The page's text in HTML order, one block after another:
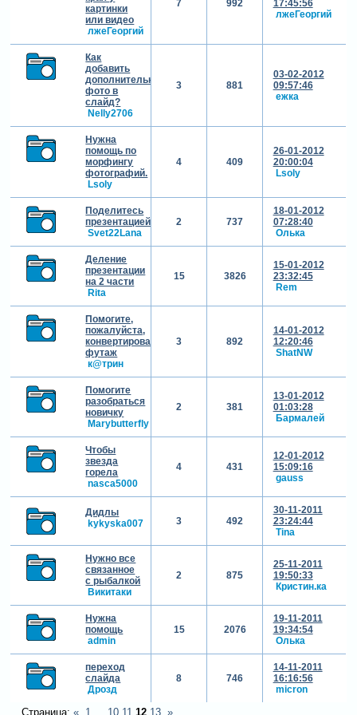
картинки
или видео
лжеГеоргий
7 992
17:45:56
лжеГеоргий
Как
добавить
дополнительные
фото в
слайд?
Nelly2706
3 881
03-02-2012
09:57:46
ежка
Нужна
помощь по
морфингу
фотографий.
Lsoly
4 409
26-01-2012
20:00:04
Lsoly
Поделитесь
презентацией
Svet22Lana
2 737
18-01-2012
07:28:40
Олька
Деление
презентации
на 2 части
Rita
15 3826
15-01-2012
23:32:45
Rem
Помогите,
пожалуйста,
конвертировать
футаж
к@трин
3 892
14-01-2012
12:20:46
ShatNW
Помогите
разобраться
новичку
Marybutterfly
2 381
13-01-2012
01:03:28
Бармалей
Чтобы
звезда
горела
nasca5000
4 431
12-01-2012
15:09:16
gauss
Дидлы
kykyska007
3 492
30-11-2011
23:24:44
Tina
Нужно все
связанное
с рыбалкой
Викитаки
2 875
25-11-2011
19:50:33
Кристин.ка
Нужна
помощь
admin
15 2076
19-11-2011
19:34:54
Олька
переход
слайда
Дрозд
8 746
14-11-2011
16:16:56
micron
Страница: « 1 10 11 12 13 »